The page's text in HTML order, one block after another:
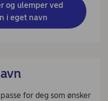
og ulemper ved
i eget navn
for deg som ønsker